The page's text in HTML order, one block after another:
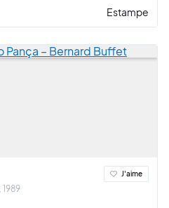
Estampe
1989
J'aime